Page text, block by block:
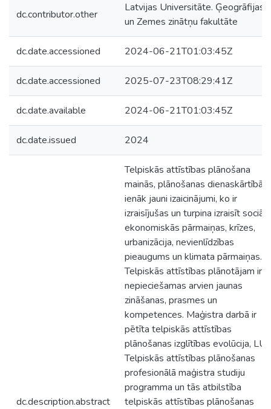
dc.contributor.other
Latvijas Universitāte. Ģeogrāfijas
un Zemes zinātņu fakultāte
dc.date.accessioned 2024-06-21T01:03:45Z
dc.date.accessioned 2025-07-23T08:29:41Z
dc.date.available 2024-06-21T01:03:45Z
dc.date.issued 2024
dc.description.abstract
Telpiskās attīstības plānošana
mainās, plānošanas dienaskārtībā
ienāk jauni izaicinājumi, ko ir
izraisījušas un turpina izraisīt sociāli
ekonomiskās pārmaiņas, krīzes,
urbanizācija, nevienlīdzības
pieaugums un klimata pārmaiņas.
Telpiskās attīstības plānotājam ir
nepieciešamas arvien jaunas
zināšanas, prasmes un
kompetences. Maģistra darbā ir
pētīta telpiskās attīstības
plānošanas izglītības evolūcija, LU
Telpiskās attīstības plānošanas
profesionālā maģistra studiju
programma un tās atbilstība
telpiskās attīstības plānošanas